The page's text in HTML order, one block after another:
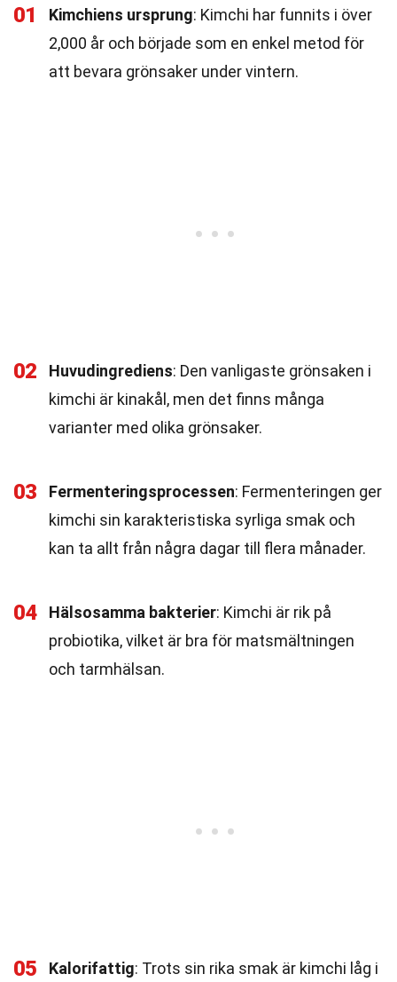
01 Kimchiens ursprung: Kimchi har funnits i över
2,000 år och började som en enkel metod för
att bevara grönsaker under vintern.
02 Huvudingrediens: Den vanligaste grönsaken i
kimchi är kinakål, men det finns många
varianter med olika grönsaker.
03 Fermenteringsprocessen: Fermenteringen ger
kimchi sin karakteristiska syrliga smak och
kan ta allt från några dagar till flera månader.
04 Hälsosamma bakterier: Kimchi är rik på
probiotika, vilket är bra för matsmältningen
och tarmhälsan.
05 Kalorifattig: Trots sin rika smak är kimchi låg i